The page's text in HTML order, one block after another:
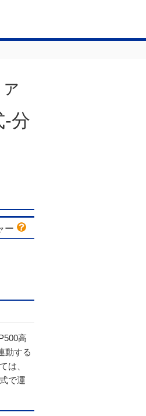
-分
ー
高
動する
は、
で運